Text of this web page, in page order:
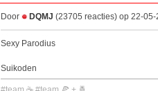
Door DQMJ (23705 reacties) op 22-05-
Sexy Parodius
Suikoden